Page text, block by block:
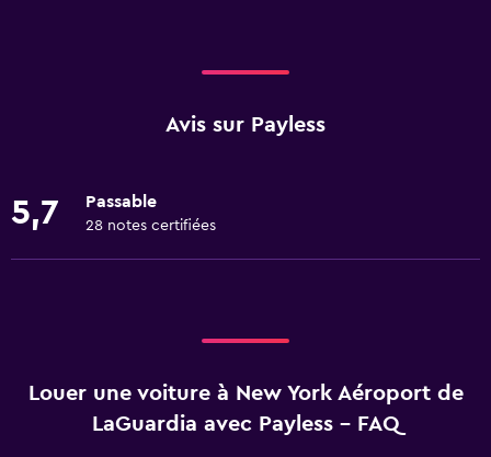
Avis sur Payless
5,7 Passable
28 notes certifiées
Louer une voiture à New York Aéroport de
LaGuardia avec Payless - FAQ